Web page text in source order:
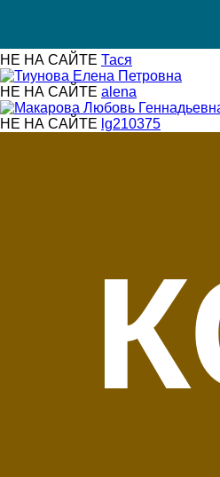
НЕ НА САЙТЕ Тася
НЕ НА САЙТЕ alena
НЕ НА САЙТЕ lg210375